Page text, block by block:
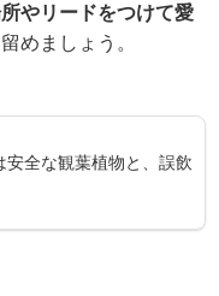
やリードをつけて愛
めましょう。
全な観葉植物と、誤飲